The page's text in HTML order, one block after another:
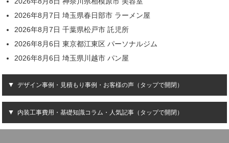
2026年8月7日 埼玉県春日部市 ラーメン屋
2026年8月7日 千葉県松戸市 託児所
2026年8月6日 東京都江東区 パーソナルジム
2026年8月6日 埼玉県川越市 パン屋
デザイン事例・見積もり事例・お客様の声（タップで開閉）
内装工事費用・基礎知識コラム・人気記事（タップで開閉）